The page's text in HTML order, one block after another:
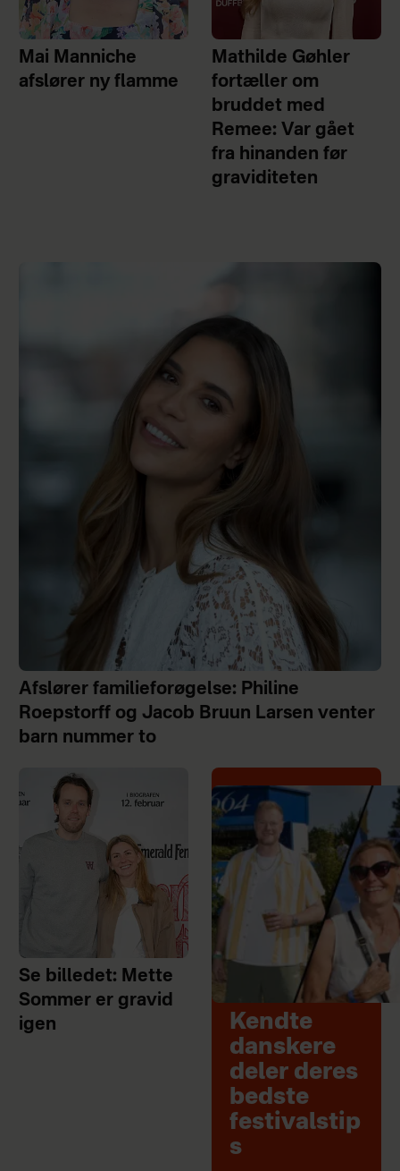
Mai Manniche
afslører ny flamme
Mathilde Gøhler
fortæller om
bruddet med
Remee: Var gået
fra hinanden før
graviditeten
Afslører familieforøgelse: Philine
Roepstorff og Jacob Bruun Larsen venter
barn nummer to
Se billedet: Mette
Sommer er gravid
igen
Kendte
danskere
deler deres
bedste
festivalstip
s